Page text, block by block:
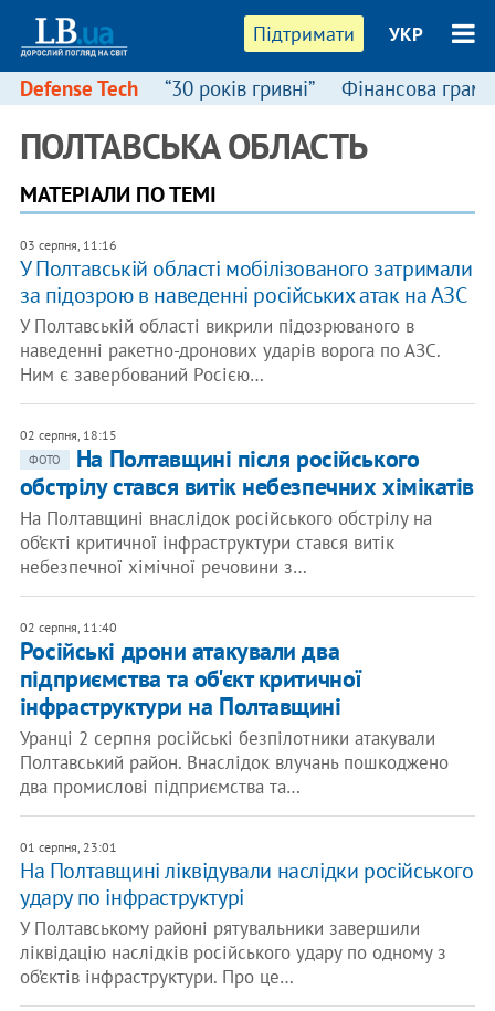
Підтримати УКР
Defense Tech “30 років гривні” Фінансова
ПОЛТАВСЬКА ОБЛАСТЬ
МАТЕРІАЛИ ПО ТЕМІ
03 серпня, 11:16
У Полтавській області мобілізованого затримали
за підозрою в наведенні російських атак на АЗС
У Полтавській області викрили підозрюваного в
наведенні ракетно-дронових ударів ворога по АЗС.
Ним є завербований Росією…
02 серпня, 18:15
ФОТО
На Полтавщині після російського
обстрілу стався витік небезпечних хімікатів
На Полтавщині внаслідок російського обстрілу на
об’єкті критичної інфраструктури стався витік
небезпечної хімічної речовини з…
02 серпня, 11:40
Російські дрони атакували два
підприємства та об'єкт критичної
інфраструктури на Полтавщині
Уранці 2 серпня російські безпілотники атакували
Полтавський район. Внаслідок влучань пошкоджено
два промислові підприємства та…
01 серпня, 23:01
На Полтавщині ліквідували наслідки російського
удару по інфраструктурі
У Полтавському районі рятувальники завершили
ліквідацію наслідків російського удару по одному з
об’єктів інфраструктури. Про це…